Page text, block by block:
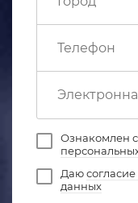
Ознакомлен с
Даю
данных